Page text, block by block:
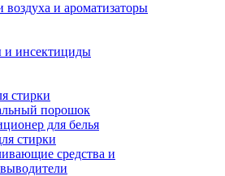
воздуха и ароматизаторы
и инсектициды
стирки
порошок
для белья
стирки
средства и